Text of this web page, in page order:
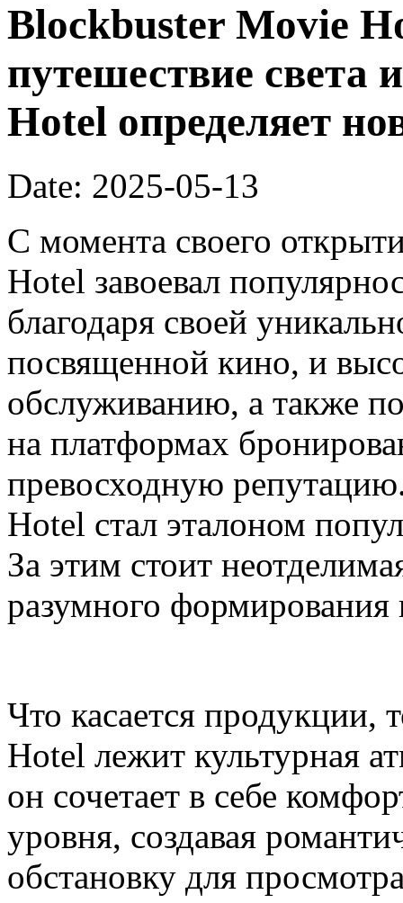
Blockbuster Movie
путешествие света
Hotel определяет
Date: 2025-05-13
С момента своего
Hotel завоевал
благодаря своей
посвященной кино, и
обслуживанию, а также
на платформах
превосходную
Hotel стал эталоном
За этим стоит
разумного
Что касается продукции,
Hotel лежит культурная
он сочетает в себе
уровня, создавая
обстановку для